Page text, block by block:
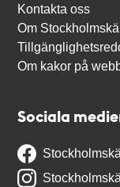
Kontakta oss
Om
Om kakor på
Sociala